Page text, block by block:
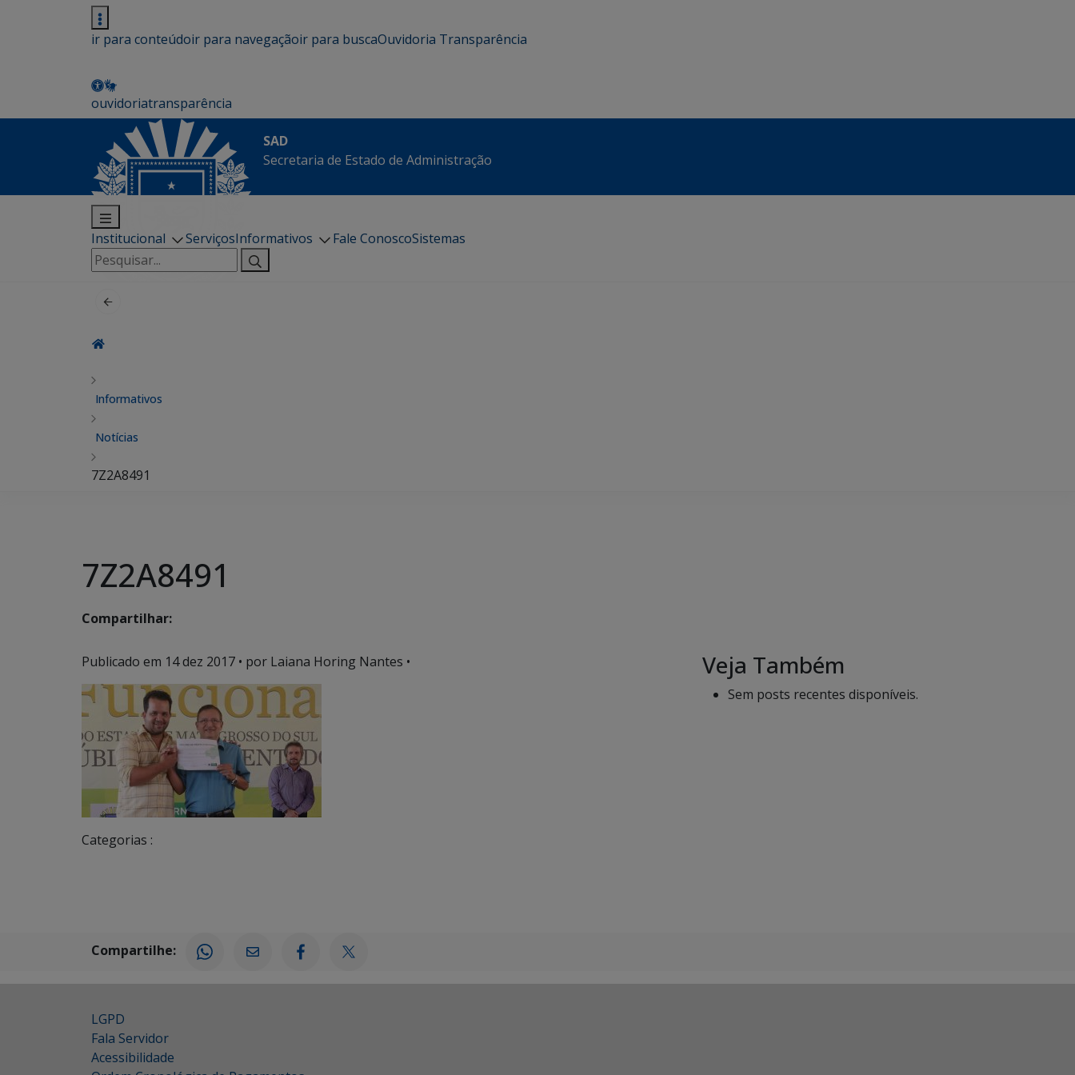
ir para conteúdoir para navegaçãoir para buscaOuvidoria Transparência
ouvidoriatransparência
SAD
Secretaria de Estado de Administração
Institucional ServiçosInformativos Fale ConoscoSistemas
Pesquisar
por:
Informativos
Notícias
7Z2A8491
7Z2A8491
Compartilhar:
Publicado em 14 dez 2017 • por Laiana Horing Nantes •
Categorias :
Veja Também
Sem posts recentes disponíveis.
Compartilhe:
LGPD
Fala Servidor
Acessibilidade